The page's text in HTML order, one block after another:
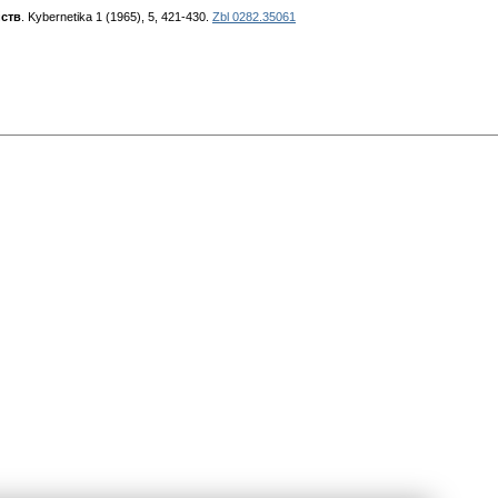
. Kybernetika 1 (1965), 5, 421-430. Zbl 0282.35061